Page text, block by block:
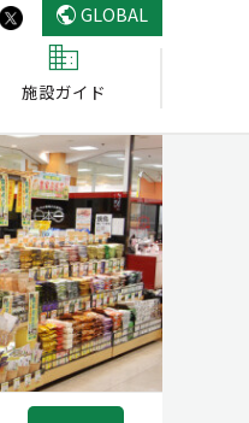
GLOBAL
施設ガイド